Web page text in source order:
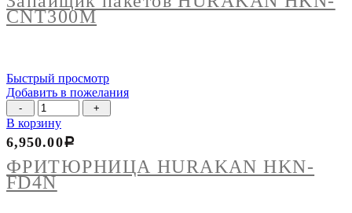
HKN-
CNT300М
CNT300М
Быстрый просмотр
Добавить в пожелания
Количество
товара
ФРИТЮРНИЦА
HURAKAN
HKN-
FD4N
В корзину
ФРИТЮРНИЦА HURAKAN HKN-
FD4N
6,950.00Р